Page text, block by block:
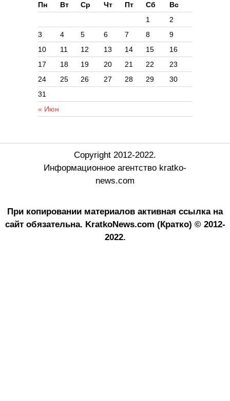
Пн
Вт Ср Чт Пт Сб Вс
« Июн
1
2
3
4 5 6 7 8
9
10
11 12 13 14 15
16
17
18 19 20 21 22
23
24
25 26 27 28 29
30
31
Copyright 2012-2022.
Информационное агентство kratko-
news.com
При копировании материалов активная ссылка на
сайт обязательна. KratkoNews.com (Кратко) © 2012-
2022.